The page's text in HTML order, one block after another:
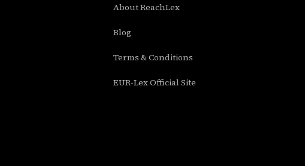
About ReachLex
Blog
Terms & Conditions
EUR-Lex Official Site